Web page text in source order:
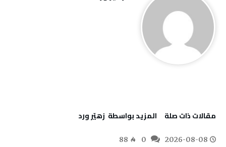
‫مقالات ذات صلة‬ ‫‫المزيد بواسطة‬ ‬ زهيّر‭ ‬ورد
2026-08-08
88